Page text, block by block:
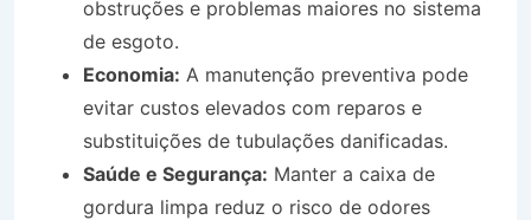
obstruções e problemas maiores no sistema
de esgoto.
Economia: A manutenção preventiva pode
evitar custos elevados com reparos e
substituições de tubulações danificadas.
Saúde e Segurança: Manter a caixa de
gordura limpa reduz o risco de odores